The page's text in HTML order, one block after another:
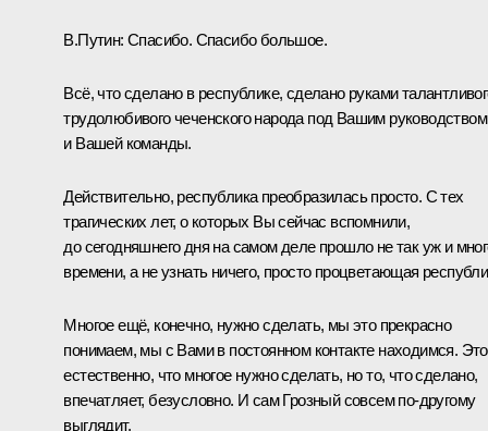
В.Путин: Спасибо. Спасибо большое.
Всё, что сделано в республике, сделано руками
трудолюбивого чеченского народа под Вашим руководством
и Вашей команды.
Действительно, республика преобразилась просто. С тех
трагических лет, о которых Вы сейчас вспомнили,
до сегодняшнего дня на самом деле прошло не так уж и
времени, а не узнать ничего, просто процветающая
Многое ещё, конечно, нужно сделать, мы это прекрасно
понимаем, мы с Вами в постоянном контакте находимся. Это
естественно, что многое нужно сделать, но то, что сделано,
впечатляет, безусловно. И сам Грозный совсем по-другому
выглядит.